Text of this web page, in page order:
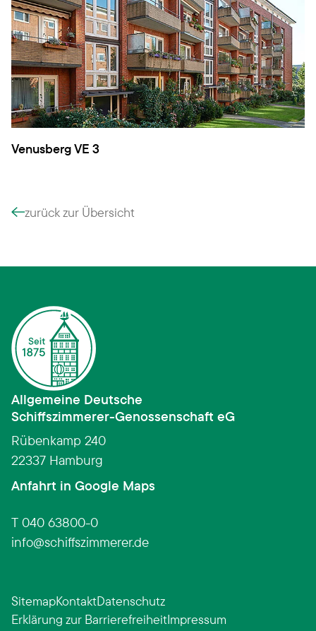
Venusberg VE 3
zurück zur Übersicht
Allgemeine Deutsche
Schiffszimmerer­-­Genossenschaft eG
Rübenkamp 240
22337 Hamburg
Anfahrt in Google Maps
T 040 63800-0
info
schiffszimmerer.de
SitemapKontaktDatenschutz
Erklärung zur BarrierefreiheitImpressum